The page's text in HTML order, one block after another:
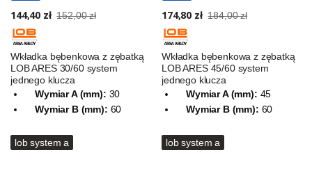
144,40 zł 152,00 zł
Wkładka bębenkowa z zębatką
LOB ARES 30/60 system
jednego klucza
Wymiar A (mm): 30
Wymiar B (mm): 60
lob system a
174,80 zł 184,00 zł
Wkładka bębenkowa z zębatką
LOB ARES 45/60 system
jednego klucza
Wymiar A (mm): 45
Wymiar B (mm): 60
lob system a